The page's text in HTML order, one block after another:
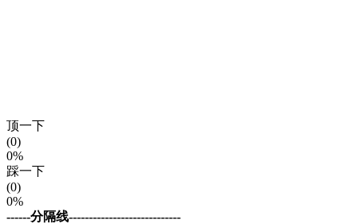
顶一下
(0)
0%
踩一下
(0)
0%
------分隔线----------------------------